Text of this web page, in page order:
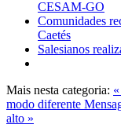
CESAM-GO
Comunidades
Caetés
Salesianos
Mais nesta categoria:
modo diferente
alto »